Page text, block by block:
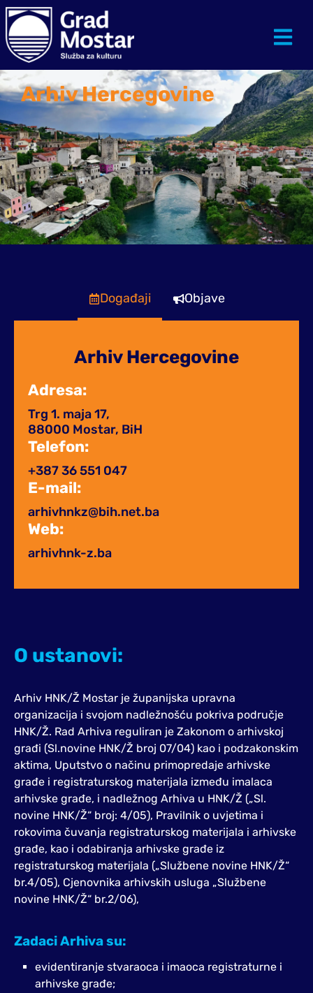
Arhiv Hercegovine
O ustanovi:
Arhiv HNK/Ž Mostar je županijska upravna
organizacija i svojom nadležnošću pokriva područje
HNK/Ž. Rad Arhiva reguliran je Zakonom o arhivskoj
građi (Sl.novine HNK/Ž broj 07/04) kao i podzakonskim
aktima, Uputstvo o načinu primopredaje arhivske
građe i registraturskog materijala između imalaca
arhivske građe, i nadležnog Arhiva u HNK/Ž („Sl.
novine HNK/Ž“ broj: 4/05), Pravilnik o uvjetima i
rokovima čuvanja registraturskog materijala i arhivske
građe, kao i odabiranja arhivske građe iz
registraturskog materijala („Službene novine HNK/Ž“
br.4/05), Cjenovnika arhivskih usluga „Službene
novine HNK/Ž“ br.2/06),
Zadaci Arhiva su:
evidentiranje stvaraoca i imaoca registraturne i
arhivske građe;
Događaji Objave
Arhiv Hercegovine
Adresa:
Trg 1. maja 17,
88000 Mostar, BiH
Telefon:
+387 36 551 047
E-mail:
arhivhnkz@bih.net.ba
Web:
arhivhnk-z.ba